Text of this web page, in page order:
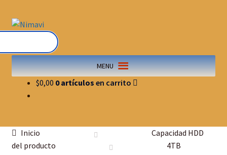
MENU
$0,00 0 artículos
Inicio
Capacidad HDD
del producto
4TB